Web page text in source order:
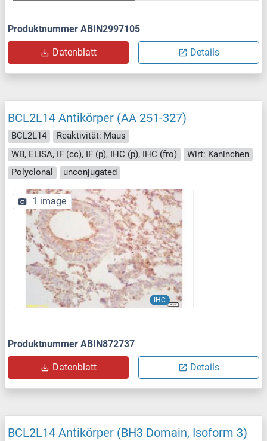
Produktnummer ABIN2997105
Datenblatt Details
BCL2L14 Antikörper (AA 251-327)
BCL2L14
Reaktivität: Maus
WB, ELISA, IF (cc), IF (p), IHC (p), IHC (fro)
Wirt: Kaninchen
Polyclonal
unconjugated
IHC
1 image
Produktnummer ABIN872737
Datenblatt Details
BCL2L14 Antikörper (BH3 Domain, Isoform 3)